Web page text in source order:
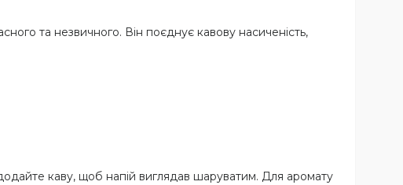
та незвичного. Він поєднує кавову насиченість,
каву, щоб напій виглядав шаруватим. Для аромату